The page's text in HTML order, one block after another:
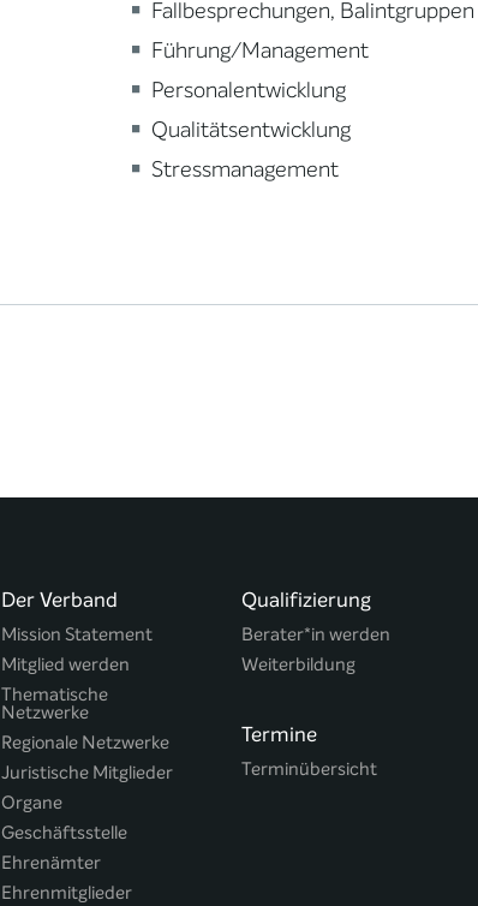
Fallbesprechungen, Balintgruppen
Führung/Management
Personalentwicklung
Qualitätsentwicklung
Stressmanagement
Der Verband
Mission Statement
Mitglied werden
Thematische
Netzwerke
Regionale Netzwerke
Juristische Mitglieder
Organe
Geschäftsstelle
Ehrenämter
Ehrenmitglieder
Qualifizierung
Berater*in werden
Weiterbildung
Termine
Terminübersicht